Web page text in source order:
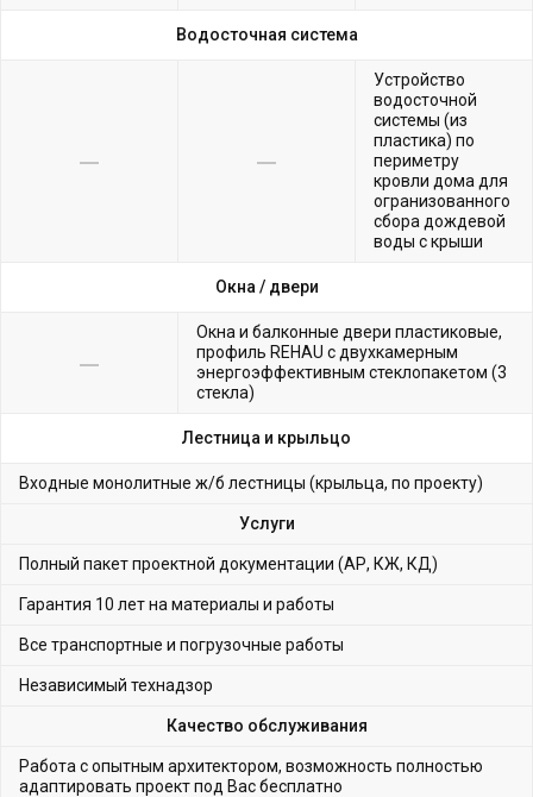
Водосточная система
Устройство
водосточной
системы (из
пластика) по
периметру
кровли дома для
огранизованного
сбора дождевой
воды с крыши
Окна / двери
Окна и балконные двери пластиковые,
профиль REHAU с двухкамерным
энергоэффективным стеклопакетом (3
стекла)
Лестница и крыльцо
Входные монолитные ж/б лестницы (крыльца, по проекту)
Услуги
Полный пакет проектной документации (АР, КЖ, КД)
Гарантия 10 лет на материалы и работы
Все транспортные и погрузочные работы
Независимый технадзор
Качество обслуживания
Работа с опытным архитектором, возможность полностью
адаптировать проект под Вас бесплатно